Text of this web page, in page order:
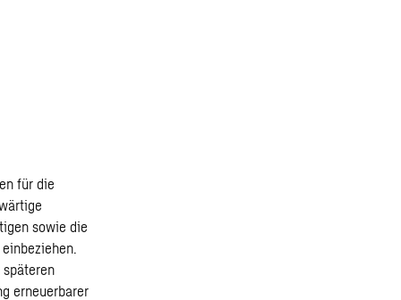
für die
sowie die
erneuerbarer